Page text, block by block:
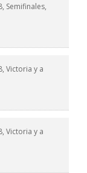
Semifinales,
Victoria y a
Victoria y a